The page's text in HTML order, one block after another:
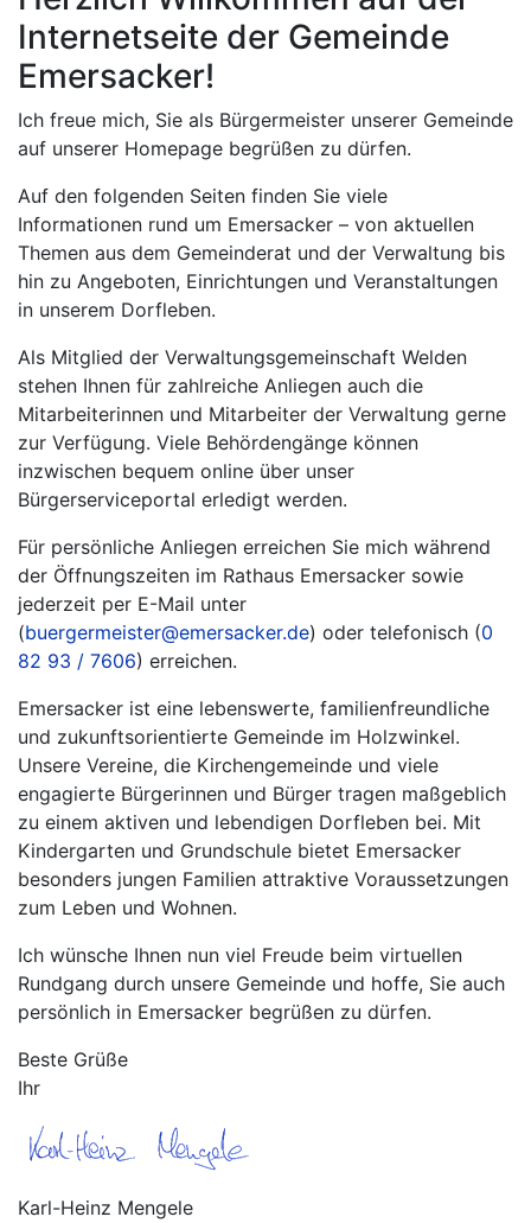
Internetseite der Gemeinde
Emersacker!
Ich freue mich, Sie als Bürgermeister unserer Gemeinde
auf unserer Homepage begrüßen zu dürfen.
Auf den folgenden Seiten finden Sie viele
Informationen rund um Emersacker – von aktuellen
Themen aus dem Gemeinderat und der Verwaltung bis
hin zu Angeboten, Einrichtungen und Veranstaltungen
in unserem Dorfleben.
Als Mitglied der Verwaltungsgemeinschaft Welden
stehen Ihnen für zahlreiche Anliegen auch die
Mitarbeiterinnen und Mitarbeiter der Verwaltung gerne
zur Verfügung. Viele Behördengänge können
inzwischen bequem online über unser
Bürgerserviceportal erledigt werden.
Für persönliche Anliegen erreichen Sie mich während
der Öffnungszeiten im Rathaus Emersacker sowie
jederzeit per E-Mail unter
(buergermeister@emersacker.de) oder telefonisch (0
82 93 / 7606) erreichen.
Emersacker ist eine lebenswerte, familienfreundliche
und zukunftsorientierte Gemeinde im Holzwinkel.
Unsere Vereine, die Kirchengemeinde und viele
engagierte Bürgerinnen und Bürger tragen maßgeblich
zu einem aktiven und lebendigen Dorfleben bei. Mit
Kindergarten und Grundschule bietet Emersacker
besonders jungen Familien attraktive Voraussetzungen
zum Leben und Wohnen.
Ich wünsche Ihnen nun viel Freude beim virtuellen
Rundgang durch unsere Gemeinde und hoffe, Sie auch
persönlich in Emersacker begrüßen zu dürfen.
Beste Grüße
Ihr
Karl-Heinz Mengele